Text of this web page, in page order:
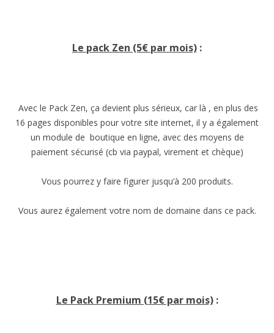
Le pack Zen (5€ par mois) :
Avec le Pack Zen, ça devient plus sérieux, car là , en plus des
16 pages disponibles pour votre site internet, il y a également
un module de boutique en ligne, avec des moyens de
paiement sécurisé (cb via paypal, virement et chèque)
Vous pourrez y faire figurer jusqu’à 200 produits.
Vous aurez également votre nom de domaine dans ce pack.
Le Pack Premium (15€ par mois):